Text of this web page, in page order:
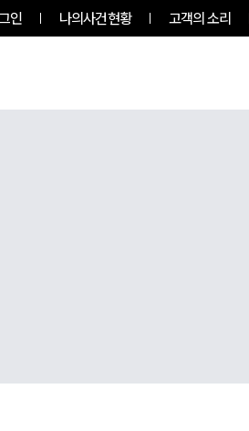
인 나의사건현황 고객의 소리